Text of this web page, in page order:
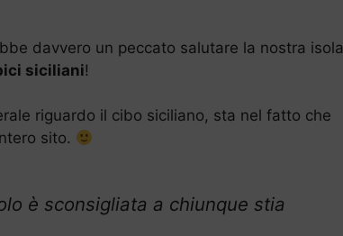
davvero un peccato salutare la nostra isola
siciliani!
riguardo il cibo siciliano, sta nel fatto che
sito.
è sconsigliata a chiunque stia